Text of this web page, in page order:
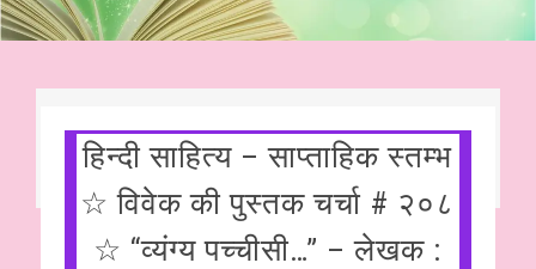
हिन्दी साहित्य – साप्ताहिक स्तम्भ
☆ विवेक की पुस्तक चर्चा # २०८
☆ “व्यंग्य पच्चीसी…” – लेखक :